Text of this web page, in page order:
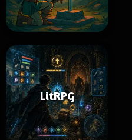
LitRPG